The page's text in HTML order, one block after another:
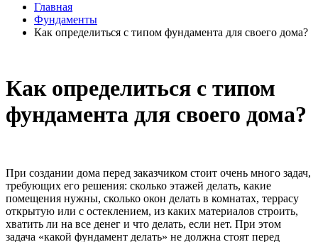
Главная
Фундаменты
Как определиться с типом фундамента для своего дома?
Как определиться с типом
фундамента для своего дома?
При создании дома перед заказчиком стоит очень много задач,
требующих его решения: сколько этажей делать, какие
помещения нужны, сколько окон делать в комнатах, террасу
открытую или с остеклением, из каких материалов строить,
хватить ли на все денег и что делать, если нет. При этом
задача «какой фундамент делать» не должна стоят перед